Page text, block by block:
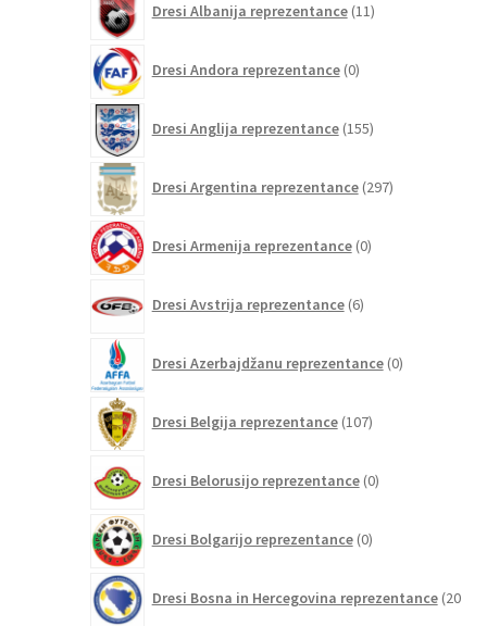
Dresi Albanija reprezentance 11izdelkov
Dresi Andora reprezentance 0izdelkov
Dresi Anglija reprezentance 155izdelkov
Dresi Argentina reprezentance 297izdelkov
Dresi Armenija reprezentance 0izdelkov
Dresi Avstrija reprezentance 6izdelkov
Dresi Azerbajdžanu reprezentance 0izdelkov
Dresi Belgija reprezentance 107izdelkov
Dresi Belorusijo reprezentance 0izdelkov
Dresi Bolgarijo reprezentance 0izdelkov
Dresi Bosna in Hercegovina reprezentance 20